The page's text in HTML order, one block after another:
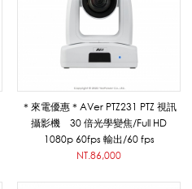
＊來電優惠＊AVer PTZ231 PTZ 視訊
攝影機 30 倍光學變焦/Full HD
1080p 60fps 輸出/60 fps
NT.86,000